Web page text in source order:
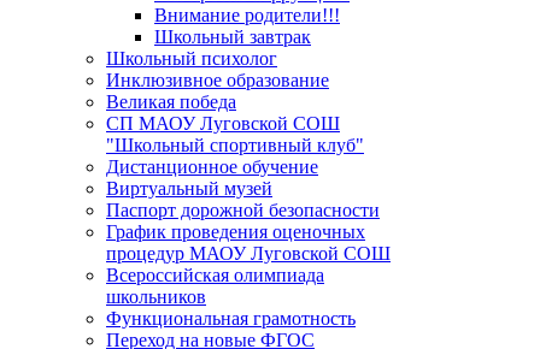
Внимание родители!!!
Школьный завтрак
Школьный психолог
Инклюзивное образование
Великая победа
СП МАОУ Луговской СОШ
"Школьный спортивный клуб"
Дистанционное обучение
Виртуальный музей
Паспорт дорожной безопасности
График проведения оценочных
процедур МАОУ Луговской СОШ
Всероссийская олимпиада
школьников
Функциональная грамотность
Переход на новые ФГОС